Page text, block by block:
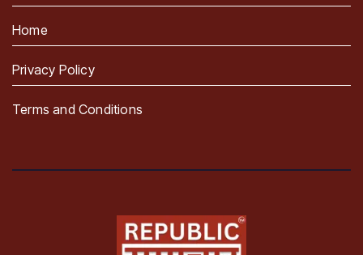
Home
Privacy Policy
Terms and Conditions